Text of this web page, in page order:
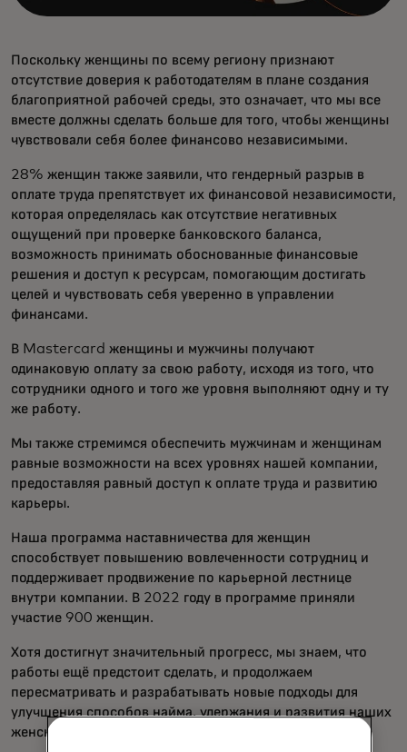
Поскольку женщины по всему региону признают
отсутствие доверия к работодателям в плане создания
благоприятной рабочей среды, это означает, что мы все
вместе должны сделать больше для того, чтобы женщины
чувствовали себя более финансово независимыми.
28% женщин также заявили, что гендерный разрыв в
оплате труда препятствует их финансовой независимости,
которая определялась как отсутствие негативных
ощущений при проверке банковского баланса,
возможность принимать обоснованные финансовые
решения и доступ к ресурсам, помогающим достигать
целей и чувствовать себя уверенно в управлении
финансами.
В Mastercard женщины и мужчины получают
одинаковую оплату за свою работу, исходя из того, что
сотрудники одного и того же уровня выполняют одну и ту
же работу.
Мы также стремимся обеспечить мужчинам и женщинам
равные возможности на всех уровнях нашей компании,
предоставляя равный доступ к оплате труда и развитию
карьеры.
Наша программа наставничества для женщин
способствует повышению вовлеченности сотрудниц и
поддерживает продвижение по карьерной лестнице
внутри компании. В 2022 году в программе приняли
участие 900 женщин.
Хотя достигнут значительный прогресс, мы знаем, что
работы ещё предстоит сделать, и продолжаем
пересматривать и разрабатывать новые подходы для
улучшения способов найма, удержания и развития наших
женских талантов.